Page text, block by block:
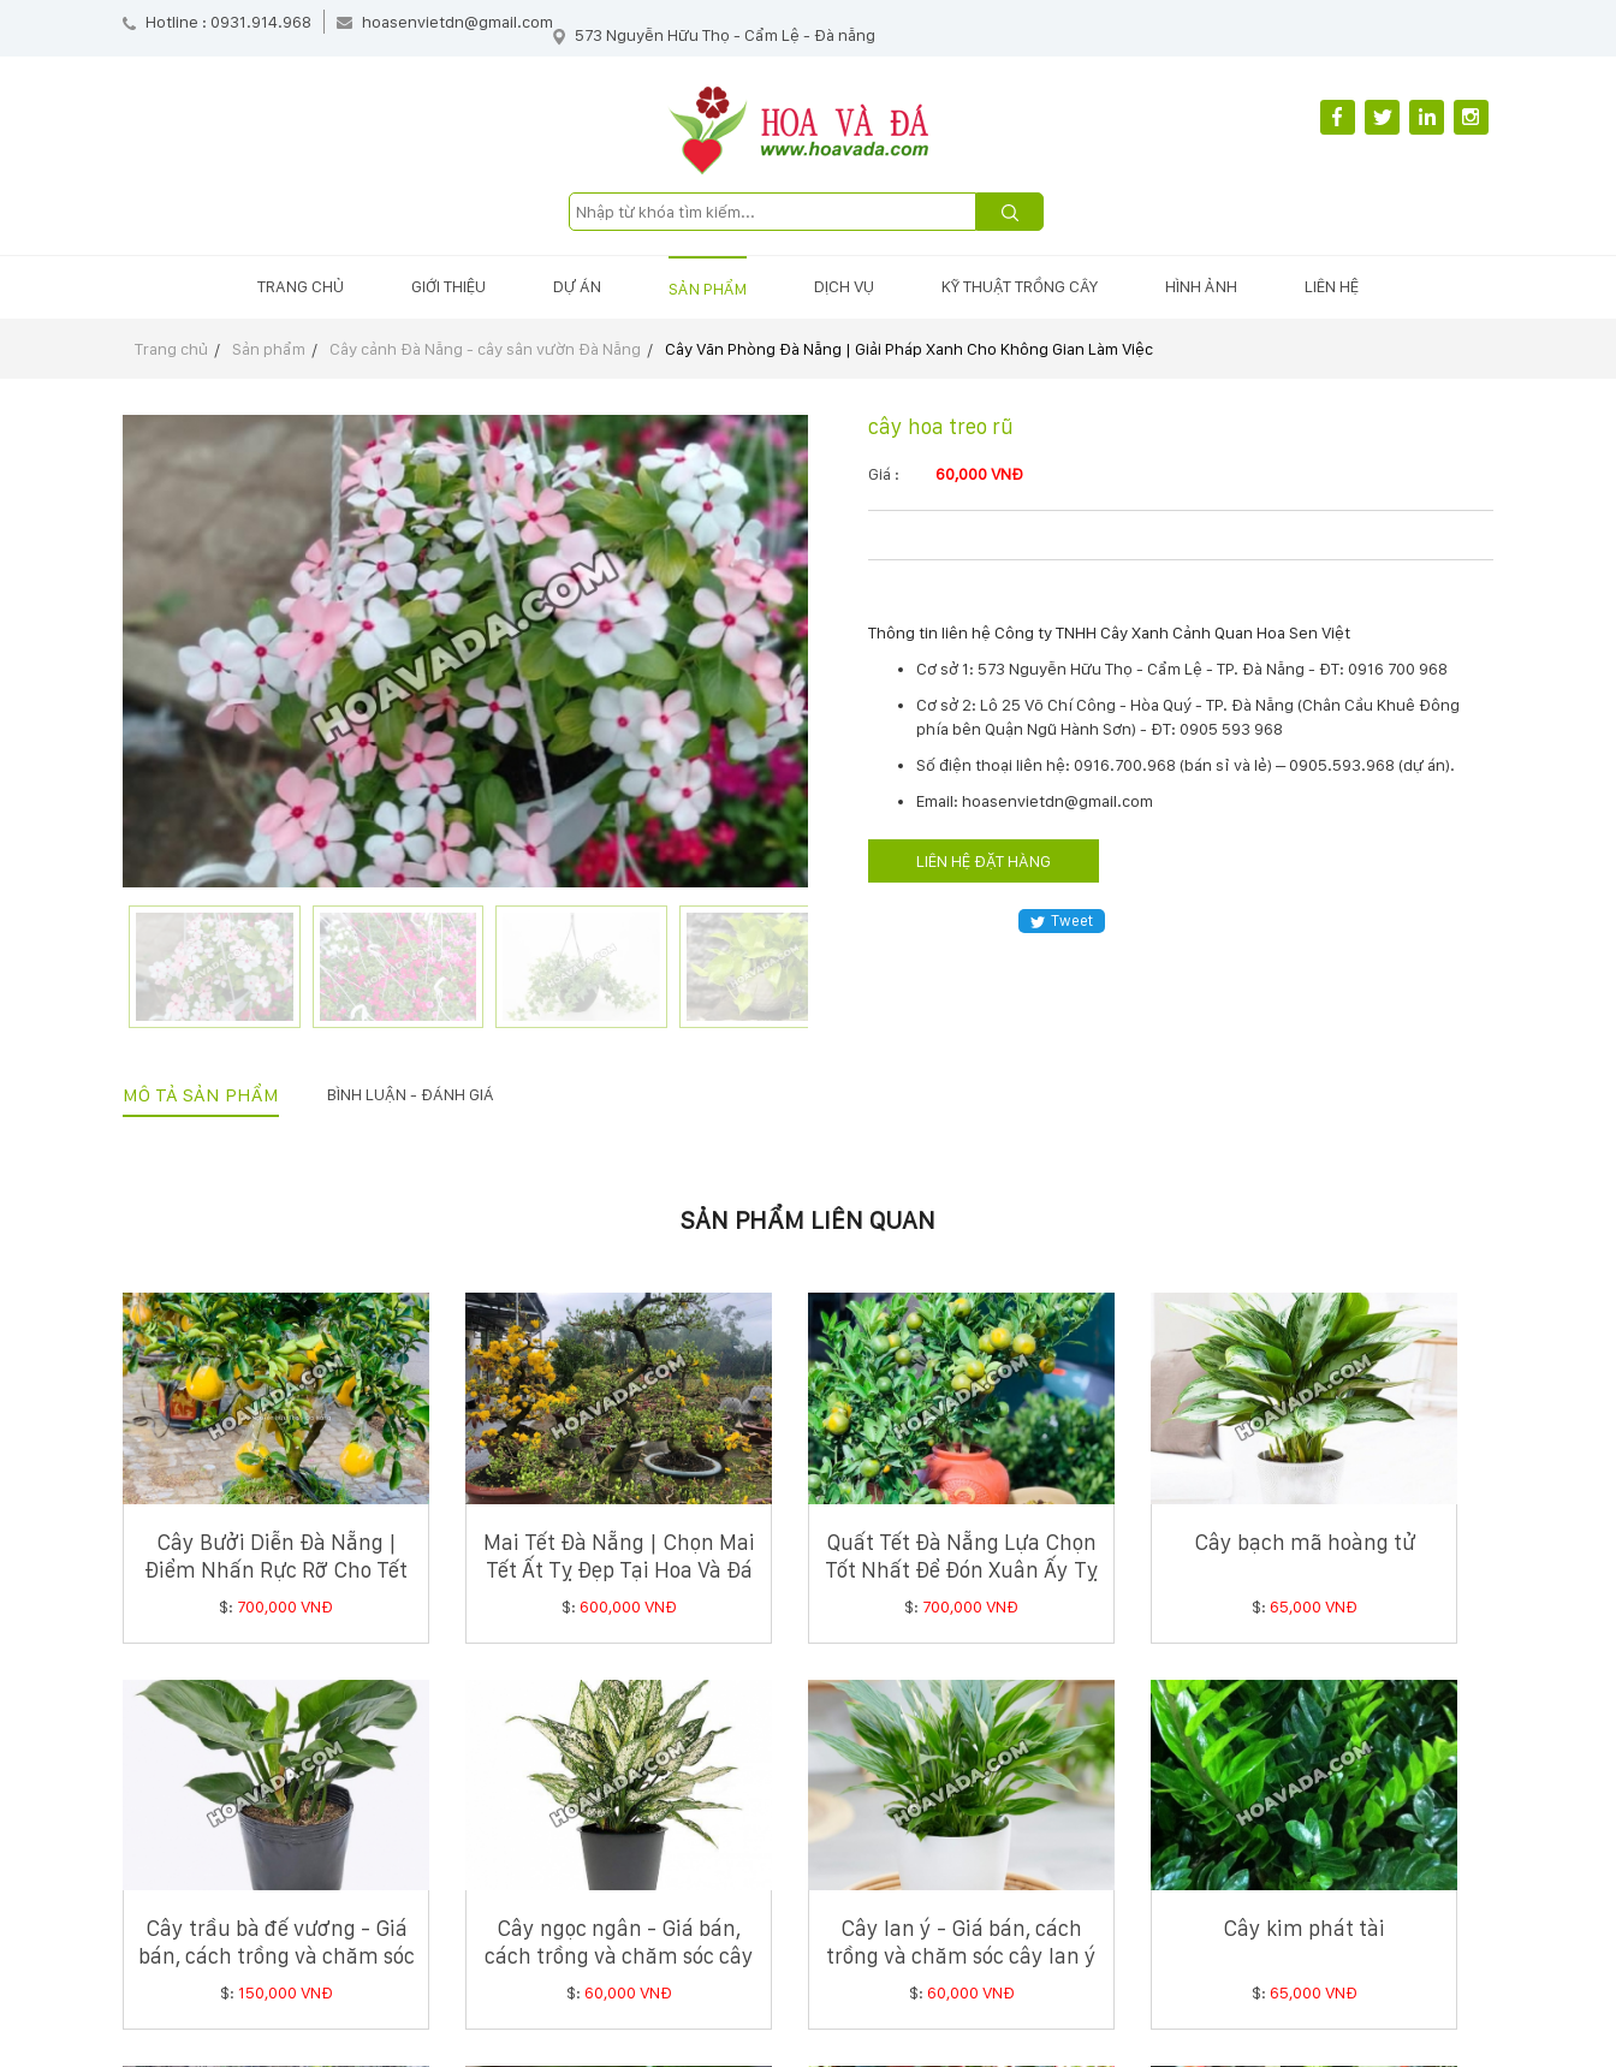
Hotline : 0931.914.968 hoasenvietdn@gmail.com
573 Nguyễn Hữu Thọ - Cẩm Lệ - Đà nẵng
TRANG CHỦ GIỚI THIỆU DỰ ÁN SẢN PHẨM DỊCH VỤ KỸ THUẬT TRỒNG CÂY HÌNH ẢNH LIÊN HỆ
Trang chủ Sản phẩm Cây cảnh Đà Nẵng - cây sân vườn Đà Nẵng Cây Văn Phòng Đà Nẵng | Giải Pháp Xanh Cho Không Gian Làm Việc
cây hoa treo rũ
Giá : 60,000 VNĐ
Thông tin liên hệ Công ty TNHH Cây Xanh Cảnh Quan Hoa Sen Việt
Cơ sở 1: 573 Nguyễn Hữu Thọ - Cẩm Lệ - TP. Đà Nẵng - ĐT: 0916 700 968
Cơ sở 2: Lô 25 Võ Chí Công - Hòa Quý - TP. Đà Nẵng (Chân Cầu Khuê Đông
phía bên Quận Ngũ Hành Sơn) - ĐT: 0905 593 968
​Số điện thoại liên hệ: 0916.700.968 (bán sỉ và lẻ) – 0905.593.968 (dự án).
Email: hoasenvietdn@gmail.com
LIÊN HỆ ĐẶT HÀNG
Tweet
MÔ TẢ SẢN PHẨM BÌNH LUẬN - ĐÁNH GIÁ
SẢN PHẨM LIÊN QUAN
Cây Bưởi Diễn Đà Nẵng |
Điểm Nhấn Rực Rỡ Cho Tết
Ất Tỵ
$: 700,000 VNĐ
Mai Tết Đà Nẵng | Chọn Mai
Tết Ất Tỵ Đẹp Tại Hoa Và Đá
$: 600,000 VNĐ
Quất Tết Đà Nẵng Lựa Chọn
Tốt Nhất Để Đón Xuân Ấy Tỵ
2025
$: 700,000 VNĐ
Cây bạch mã hoàng tử
$: 65,000 VNĐ
Cây trầu bà đế vương - Giá
bán, cách trồng và chăm sóc
cây trầu bà đế vương
$: 150,000 VNĐ
Cây ngọc ngân - Giá bán,
cách trồng và chăm sóc cây
ngọc ngân
$: 60,000 VNĐ
Cây lan ý - Giá bán, cách
trồng và chăm sóc cây lan ý
$: 60,000 VNĐ
Cây kim phát tài
$: 65,000 VNĐ